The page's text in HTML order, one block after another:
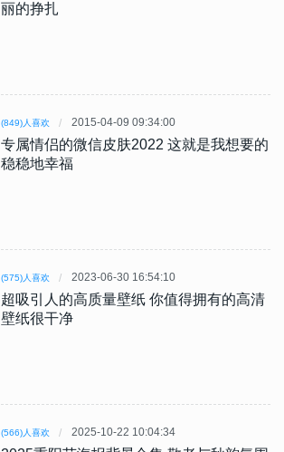
丽的挣扎
(849)人喜欢 2015-04-09 09:34:00
专属情侣的微信皮肤2022 这就是我想要的
稳稳地幸福
(575)人喜欢 2023-06-30 16:54:10
超吸引人的高质量壁纸 你值得拥有的高清
壁纸很干净
(566)人喜欢 2025-10-22 10:04:34